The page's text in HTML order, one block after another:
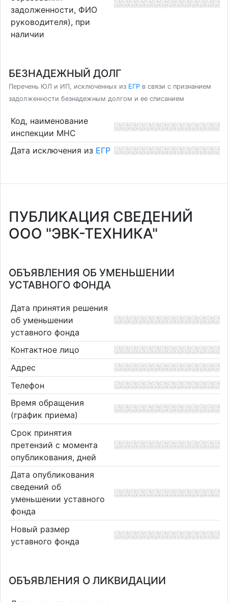
задолженности, ФИО
руководителя), при
наличии
БЕЗНАДЕЖНЫЙ ДОЛГ
Перечень ЮЛ и ИП, исключенных из ЕГР в связи с признанием
задолженности безнадежным долгом и ее списанием
Код, наименование
инспекции МНС
Дата исключения из ЕГР
ПУБЛИКАЦИЯ СВЕДЕНИЙ
ООО "ЭВК-ТЕХНИКА"
ОБЪЯВЛЕНИЯ ОБ УМЕНЬШЕНИИ
УСТАВНОГО ФОНДА
Дата принятия решения
об уменьшении
уставного фонда
Контактное лицо
Адрес
Телефон
Время обращения
(график приема)
Срок принятия
претензий с момента
опубликования, дней
Дата опубликования
сведений об
уменьшении уставного
фонда
Новый размер
уставного фонда
ОБЪЯВЛЕНИЯ О ЛИКВИДАЦИИ